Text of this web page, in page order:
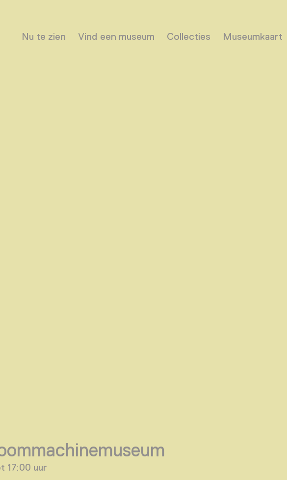
Nu te zien Vind een museum Collecties Museumkaart
17:00 uur